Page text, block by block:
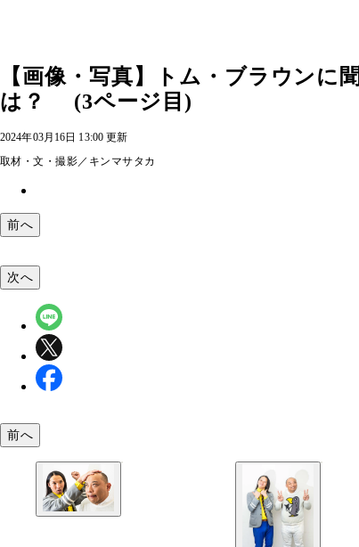
【画像・写真】トム・ブラウン
は？ (3ページ目)
2024年03月16日 13:00 更新
取材・文・撮影／キンマサタカ
前へ
次へ
前へ